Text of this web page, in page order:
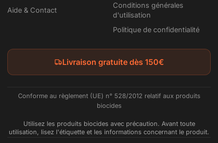
Aide & Contact
Conditions générales
d'utilisation
Politique de confidentialité
Livraison gratuite dès 150€
Conforme au règlement (UE) n° 528/2012 relatif aux produits
biocides
Utilisez les produits biocides avec précaution. Avant toute
utilisation, lisez l'étiquette et les informations concernant le produit.